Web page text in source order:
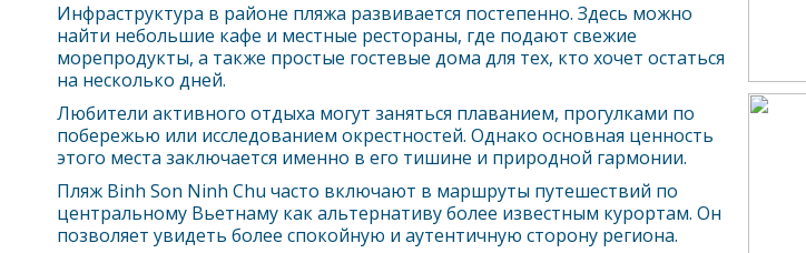
Инфраструктура в районе пляжа развивается постепенно. Здесь можно
найти небольшие кафе и местные рестораны, где подают свежие
морепродукты, а также простые гостевые дома для тех, кто хочет остаться
на несколько дней.
Любители активного отдыха могут заняться плаванием, прогулками по
побережью или исследованием окрестностей. Однако основная ценность
этого места заключается именно в его тишине и природной гармонии.
Пляж Binh Son Ninh Chu часто включают в маршруты путешествий по
центральному Вьетнаму как альтернативу более известным курортам. Он
позволяет увидеть более спокойную и аутентичную сторону региона.